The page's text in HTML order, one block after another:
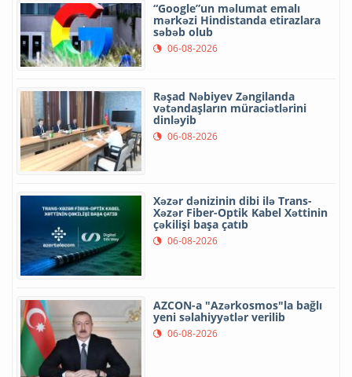
“Google”un məlumat emalı
mərkəzi Hindistanda etirazlara
səbəb olub
06-08-2026
Rəşad Nəbiyev Zəngilanda
vətəndaşların müraciətlərini
dinləyib
06-08-2026
Xəzər dənizinin dibi ilə Trans-
Xəzər Fiber-Optik Kabel Xəttinin
çəkilişi başa çatıb
06-08-2026
AZCON-a "Azərkosmos"la bağlı
yeni səlahiyyətlər verilib
06-08-2026